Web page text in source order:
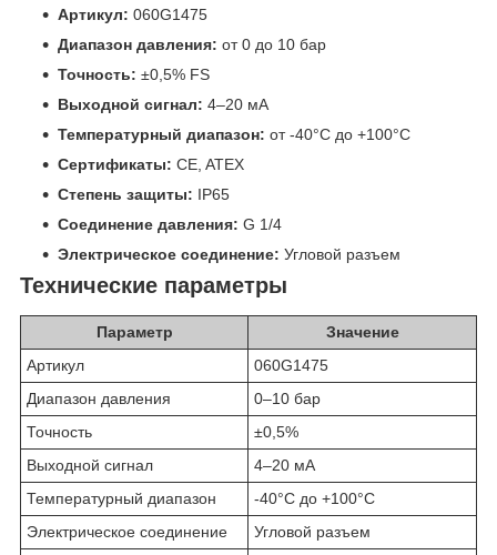
Артикул: 060G1475
Диапазон давления: от 0 до 10 бар
Точность: ±0,5% FS
Выходной сигнал: 4–20 мА
Температурный диапазон: от -40°C до +100°C
Сертификаты: CE, ATEX
Степень защиты: IP65
Соединение давления: G 1/4
Электрическое соединение: Угловой разъем
Технические параметры
Параметр
Значение
Артикул
060G1475
Диапазон давления
0–10 бар
Точность
±0,5%
Выходной сигнал
4–20 мА
Температурный диапазон
-40°C до +100°C
Электрическое соединение
Угловой разъем